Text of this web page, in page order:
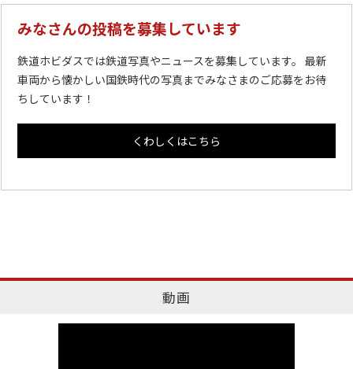
みなさんの投稿を募集しています
鉄道ホビダスでは鉄道写真やニュースを募集しています。 最新
車両から懐かしい国鉄時代の写真までみなさまのご応募をお待
ちしています！
くわしくはこちら
動画